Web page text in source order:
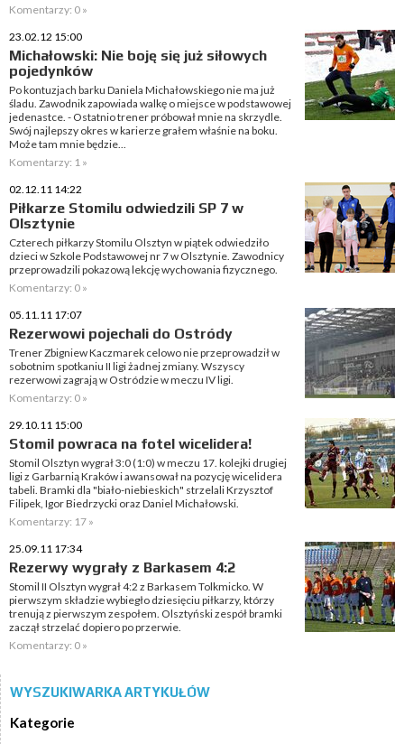
Komentarzy: 0 »
23.02.12 15:00
Michałowski: Nie boję się już siłowych
pojedynków
Po kontuzjach barku Daniela Michałowskiego nie ma już
śladu. Zawodnik zapowiada walkę o miejsce w podstawowej
jedenastce. - Ostatnio trener próbował mnie na skrzydle.
Swój najlepszy okres w karierze grałem właśnie na boku.
Może tam mnie będzie...
Komentarzy: 1 »
02.12.11 14:22
Piłkarze Stomilu odwiedzili SP 7 w
Olsztynie
Czterech piłkarzy Stomilu Olsztyn w piątek odwiedziło
dzieci w Szkole Podstawowej nr 7 w Olsztynie. Zawodnicy
przeprowadzili pokazową lekcję wychowania fizycznego.
Komentarzy: 0 »
05.11.11 17:07
Rezerwowi pojechali do Ostródy
Trener Zbigniew Kaczmarek celowo nie przeprowadził w
sobotnim spotkaniu II ligi żadnej zmiany. Wszyscy
rezerwowi zagrają w Ostródzie w meczu IV ligi.
Komentarzy: 0 »
29.10.11 15:00
Stomil powraca na fotel wicelidera!
Stomil Olsztyn wygrał 3:0 (1:0) w meczu 17. kolejki drugiej
ligi z Garbarnią Kraków i awansował na pozycję wicelidera
tabeli. Bramki dla "biało-niebieskich" strzelali Krzysztof
Filipek, Igor Biedrzycki oraz Daniel Michałowski.
Komentarzy: 17 »
25.09.11 17:34
Rezerwy wygrały z Barkasem 4:2
Stomil II Olsztyn wygrał 4:2 z Barkasem Tolkmicko. W
pierwszym składzie wybiegło dziesięciu piłkarzy, którzy
trenują z pierwszym zespołem. Olsztyński zespół bramki
zaczął strzelać dopiero po przerwie.
Komentarzy: 0 »
WYSZUKIWARKA ARTYKUŁÓW
Kategorie